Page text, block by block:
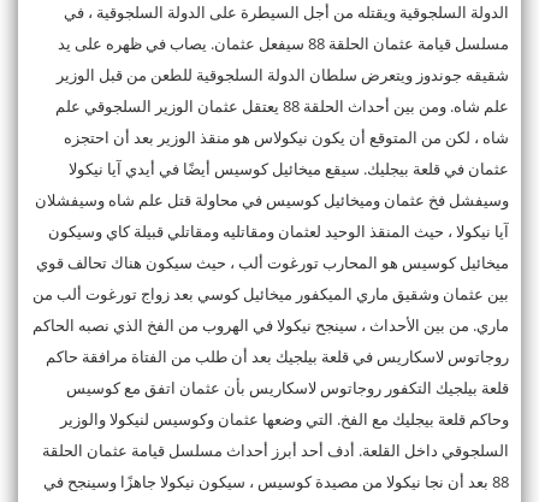
الدولة السلجوقية ويقتله من أجل السيطرة على الدولة السلجوقية ، في
مسلسل قيامة عثمان الحلقة 88 سيفعل عثمان. يصاب في ظهره على يد
شقيقه جوندوز ويتعرض سلطان الدولة السلجوقية للطعن من قبل الوزير
علم شاه. ومن بين أحداث الحلقة 88 يعتقل عثمان الوزير السلجوقي علم
شاه ، لكن من المتوقع أن يكون نيكولاس هو منقذ الوزير بعد أن احتجزه
عثمان في قلعة بيجليك. سيقع ميخائيل كوسيس أيضًا في أيدي آيا نيكولا
وسيفشل فخ عثمان وميخائيل كوسيس في محاولة قتل علم شاه وسيفشلان
آيا نيكولا ، حيث المنقذ الوحيد لعثمان ومقاتليه ومقاتلي قبيلة كاي وسيكون
ميخائيل كوسيس هو المحارب تورغوت ألب ، حيث سيكون هناك تحالف قوي
بين عثمان وشقيق ماري الميكفور ميخائيل كوسي بعد زواج تورغوت ألب من
ماري. من بين الأحداث ، سينجح نيكولا في الهروب من الفخ الذي نصبه الحاكم
روجاتوس لاسكاريس في قلعة بيلجيك بعد أن طلب من الفتاة مرافقة حاكم
قلعة بيلجيك التكفور روجاتوس لاسكاريس بأن عثمان اتفق مع كوسيس
وحاكم قلعة بيجليك مع الفخ. التي وضعها عثمان وكوسيس لنيكولا والوزير
السلجوقي داخل القلعة. أدف أحد أبرز أحداث مسلسل قيامة عثمان الحلقة
88 بعد أن نجا نيكولا من مصيدة كوسيس ، سيكون نيكولا جاهزًا وسينجح في